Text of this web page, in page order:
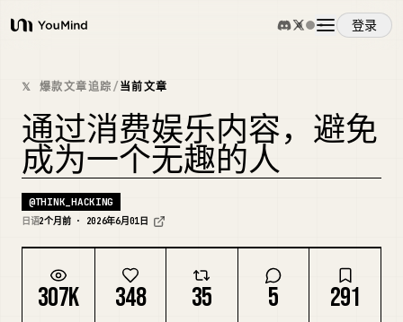
YouMind
登录
概览
使用案例
技能
提示词
定价
𝕏 爆款文章追踪/当前文章
通过消费娱乐内容，避免
成为一个无趣的人
@THINK_HACKING
日语2个月前 · 2026年6月01日
307K 348 35 5 291